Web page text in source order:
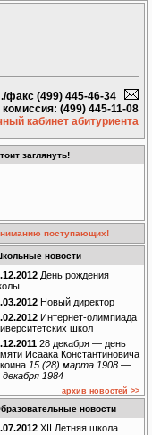
факс (499) 445-46-34
(499) 445-11-08
кабинет абитуриента
заглянуть!
поступающих!
новости
День рождения
Новый директор
Интернет-олимпиада
школ
28 декабря — день
Исаака Константиновича
15 (28) марта 1908 —
декабря 1984
архив новостей >>
новости
XII Летняя школа